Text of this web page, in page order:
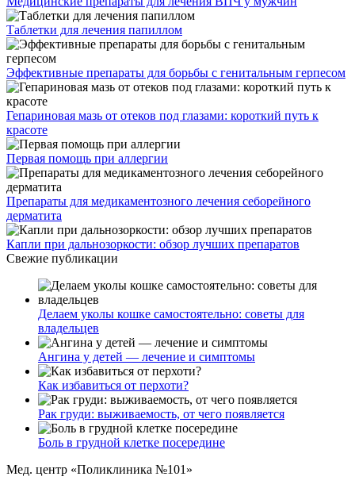
Таблетки для лечения папиллом
Эффективные препараты для борьбы с генитальным герпесом
Гепариновая мазь от отеков под глазами: короткий путь к
красоте
Первая помощь при аллергии
Препараты для медикаментозного лечения себорейного
дерматита
Капли при дальнозоркости: обзор лучших препаратов
Свежие публикации
Делаем уколы кошке самостоятельно: советы для
владельцев
Ангина у детей — лечение и симптомы
Как избавиться от перхоти?
Рак груди: выживаемость, от чего появляется
Боль в грудной клетке посередине
Мед. центр «Поликлиника №101»